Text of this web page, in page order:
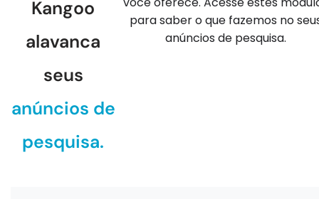
Kangoo
alavanca
seus
anúncios de
pesquisa.
para saber o que fazemos no
anúncios de pesquisa.